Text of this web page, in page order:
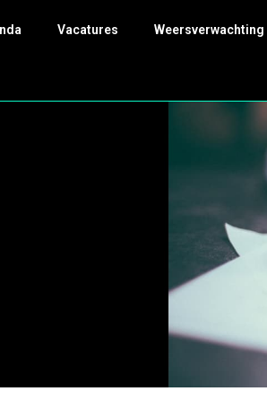
Vacatures Weersverwachting